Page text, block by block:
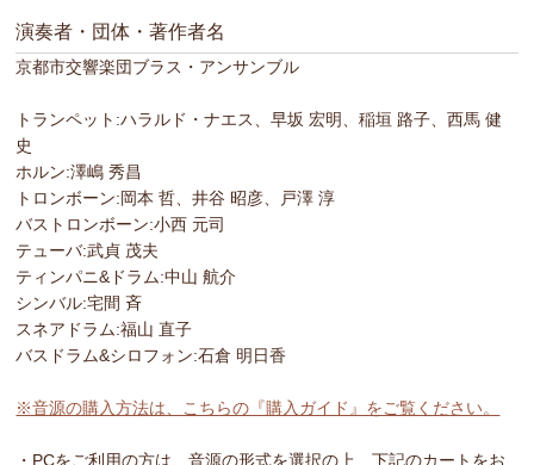
演奏者・団体・著作者名
京都市交響楽団ブラス・アンサンブル
トランペット:ハラルド・ナエス、早坂 宏明、稲垣 路子、西馬 健
史
ホルン:澤嶋 秀昌
トロンボーン:岡本 哲、井谷 昭彦、戸澤 淳
バストロンボーン:小西 元司
テューバ:武貞 茂夫
ティンパニ&ドラム:中山 航介
シンバル:宅間 斉
スネアドラム:福山 直子
バスドラム&シロフォン:石倉 明日香
※音源の購入方法は、こちらの『購入ガイド』をご覧ください。
・PCをご利用の方は、音源の形式を選択の上、下記のカートをお